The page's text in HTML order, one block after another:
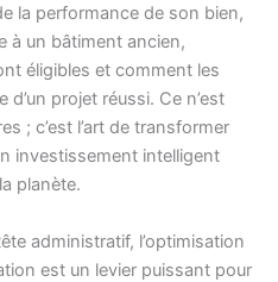
la performance de son bien,
à un bâtiment ancien,
éligibles et comment les
projet réussi. Ce n’est
; c’est l’art de transformer
investissement intelligent
planète.
administratif, l’optimisation
est un levier puissant pour